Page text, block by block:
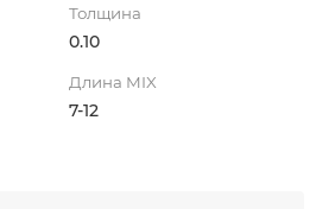
Толщина
0.10
Длина MIX
7-12